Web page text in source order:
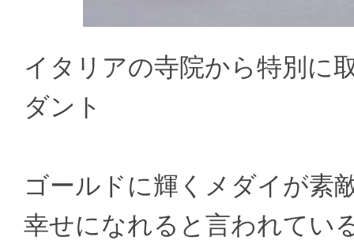
イタリアの寺院から特別に
ダント
ゴールドに輝くメダイが素
幸せになれると言われてい